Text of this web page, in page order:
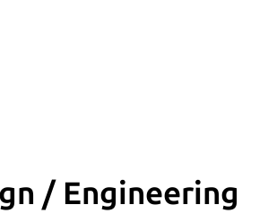
/ Engine­ering